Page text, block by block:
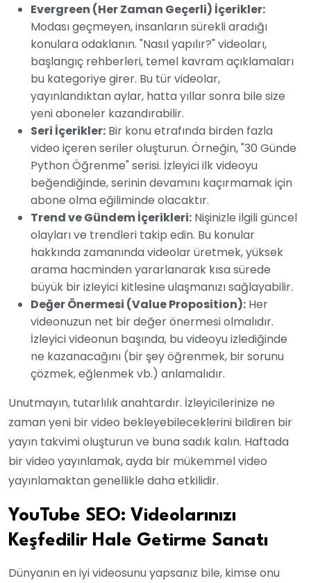
Evergreen (Her Zaman Geçerli) İçerikler:
Modası geçmeyen, insanların sürekli aradığı
konulara odaklanın. "Nasıl yapılır?" videoları,
başlangıç rehberleri, temel kavram açıklamaları
bu kategoriye girer. Bu tür videolar,
yayınlandıktan aylar, hatta yıllar sonra bile size
yeni aboneler kazandırabilir.
Seri İçerikler: Bir konu etrafında birden fazla
video içeren seriler oluşturun. Örneğin, "30 Günde
Python Öğrenme" serisi. İzleyici ilk videoyu
beğendiğinde, serinin devamını kaçırmamak için
abone olma eğiliminde olacaktır.
Trend ve Gündem İçerikleri: Nişinizle ilgili güncel
olayları ve trendleri takip edin. Bu konular
hakkında zamanında videolar üretmek, yüksek
arama hacminden yararlanarak kısa sürede
büyük bir izleyici kitlesine ulaşmanızı sağlayabilir.
Değer Önermesi (Value Proposition): Her
videonuzun net bir değer önermesi olmalıdır.
İzleyici videonun başında, bu videoyu izlediğinde
ne kazanacağını (bir şey öğrenmek, bir sorunu
çözmek, eğlenmek vb.) anlamalıdır.
Unutmayın, tutarlılık anahtardır. İzleyicilerinize ne
zaman yeni bir video bekleyebileceklerini bildiren bir
yayın takvimi oluşturun ve buna sadık kalın. Haftada
bir video yayınlamak, ayda bir mükemmel video
yayınlamaktan genellikle daha etkilidir.
YouTube SEO: Videolarınızı
Keşfedilir Hale Getirme Sanatı
Dünyanın en iyi videosunu yapsanız bile, kimse onu